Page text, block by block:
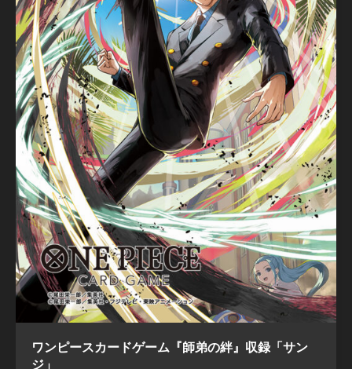
ワンピースカードゲーム『師弟の絆』収録「サン
ジ」